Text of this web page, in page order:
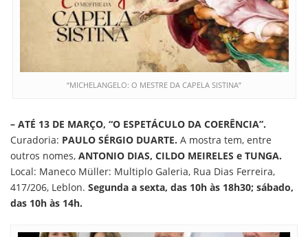
“MICHELANGELO: O MESTRE DA CAPELA SISTINA”
– ATÉ 13 DE MARÇO, “O ESPETÁCULO DA COERÊNCIA”.
Curadoria: PAULO SÉRGIO DUARTE. A mostra tem, entre
outros nomes, ANTONIO DIAS, CILDO MEIRELES e TUNGA.
Local: Maneco Müller: Multiplo Galeria, Rua Dias Ferreira,
417/206, Leblon. Segunda a sexta, das 10h às 18h30; sábado,
das 10h às 14h.